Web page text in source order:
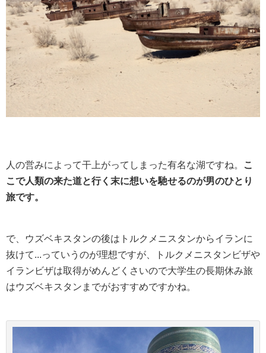
人の営みによって干上がってしまった有名な湖ですね。
こ
こで人類の来た道と行く末に想いを馳せるのが男のひとり
旅です。
で、ウズベキスタンの後はトルクメニスタンからイランに
抜けて...っていうのが理想ですが、トルクメニスタンビザや
イランビザは取得がめんどくさいので大学生の長期休み旅
はウズベキスタンまでがおすすめですかね。